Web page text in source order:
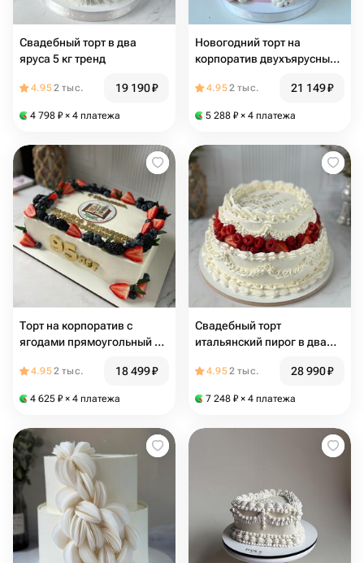
Свадебный торт в два
яруса 5 кг тренд
4.952 тыс. 19 190₽
4 798 ₽ × 4 платежа
Новогодний торт на
корпоратив двухъярусный
4.952 тыс. 21 149₽
5 288 ₽ × 4 платежа
Торт на корпоратив с
ягодами прямоугольный 5
4.952 тыс. 18 499₽
4 625 ₽ × 4 платежа
Свадебный торт
итальянский пирог в два
4.952 тыс. 28 990₽
7 248 ₽ × 4 платежа